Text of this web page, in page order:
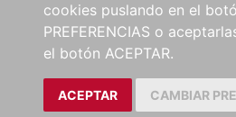
cookies puslando en el
PREFERENCIAS o
el botón ACEPTAR.
ACEPTAR CAMBIAR